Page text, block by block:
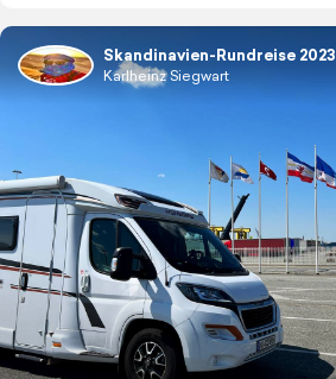
Skandinavien-Rundreise 2023
Karlheinz Siegwart